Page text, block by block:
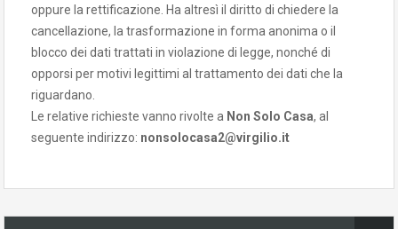
oppure la rettificazione. Ha altresì il diritto di chiedere la
cancellazione, la trasformazione in forma anonima o il
blocco dei dati trattati in violazione di legge, nonché di
opporsi per motivi legittimi al trattamento dei dati che la
riguardano.
Le relative richieste vanno rivolte a Non Solo Casa, al
seguente indirizzo: nonsolocasa2@virgilio.it